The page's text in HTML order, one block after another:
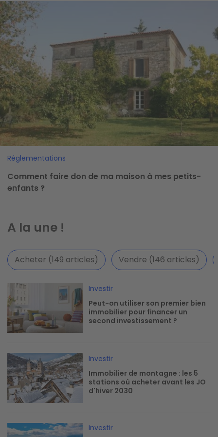
Image
Réglementations
Comment faire don de ma maison à mes petits-
enfants ?
A la une !
Acheter (149 articles) Vendre (146 articles)
Image
Investir
Peut-on utiliser son premier bien
immobilier pour financer un
second investissement ?
Image
Investir
Immobilier de montagne : les 5
stations où acheter avant les JO
d'hiver 2030
Image
Investir